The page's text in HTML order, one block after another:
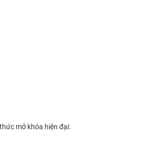
mở khóa hiện đại: